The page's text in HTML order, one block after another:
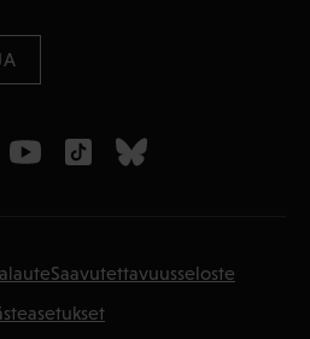
Saavutettavuusseloste